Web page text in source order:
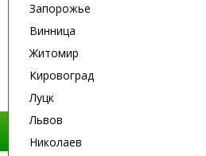
Запорожье
Винница
Житомир
Кировоград
Луцк
Львов
Николаев